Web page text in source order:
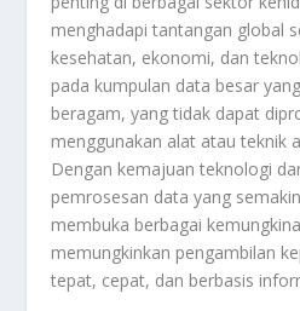
menghadapi tantangan global
kesehatan, ekonomi, dan
pada kumpulan data besar
beragam, yang tidak dapat
menggunakan alat atau teknik
Dengan kemajuan teknologi
pemrosesan data yang
membuka berbagai
memungkinkan pengambilan
tepat, cepat, dan berbasis